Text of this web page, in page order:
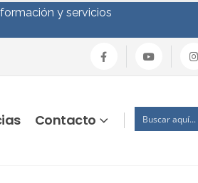
y servicios
Contacto